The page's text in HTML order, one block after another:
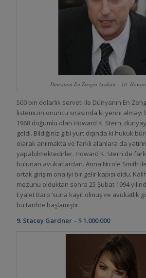
Dünyanın En Zengin Avukatı – 10.
500 bin dolarlık serveti ile Dünyanın En
listemizin onuncu sırasında ki yerini almayı
1968 doğumlu olan Howard K. Stern,
geldi. Bildiğiniz gibi yurt dışında ki hukuk
olarak anılmakta ve farklı alanlara da
yapabilmektedirler. Howard K. Stern de
bulunan avukatlardan. Anna Nicole Smith
ortak girişim ona iyi bir gelir kapısı oldu.
mezunu olduktan sonra 25 Şubat 1994
Eyalet Baro ‘suna kayıt olmuş ve avukatlık
bu tarihte başlamıştır.
9. Stacey Gardner – $ 1.000.000